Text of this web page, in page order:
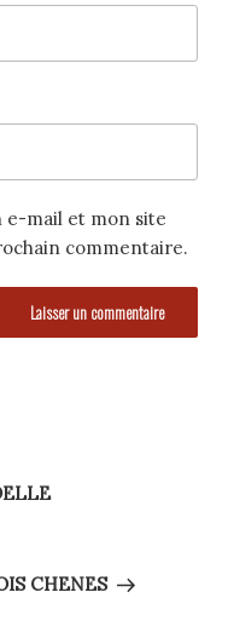
mail et mon site
commentaire.
CHENES